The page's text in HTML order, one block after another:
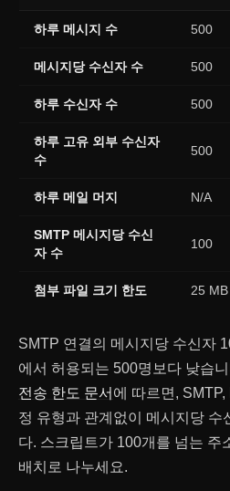
하루 메시지 수 500
메시지당 수신자 수 500
하루 수신자 수 500
하루 고유 외부 수신자
수
500
하루 메일 머지 N/A
SMTP 메시지당 수신
자 수
100
첨부 파일 크기 한도 25 MB
SMTP 연결의 메시지당 수신자
에서 허용되는 500명보다 낮습
전송 한도 문서 에 따르면, SMTP,
정 유형과 관계없이 메시지당 수
다. 스크립트가 100개를 넘는 주
배치로 나누세요.